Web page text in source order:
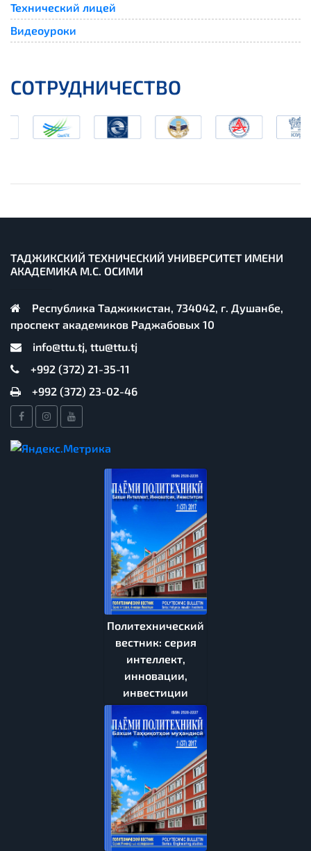
Технический лицей
Видеоуроки
СОТРУДНИЧЕСТВО
ТАДЖИКСКИЙ ТЕХНИЧЕСКИЙ УНИВЕРСИТЕТ ИМЕНИ
АКАДЕМИКА М.С. ОСИМИ
Республика Таджикистан, 734042, г. Душанбе,
проспект академиков Раджабовых 10
info@ttu.tj, ttu@ttu.tj
+992 (372) 21-35-11
+992 (372) 23-02-46
Политехнический
вестник: серия
интеллект,
инновации,
инвестиции